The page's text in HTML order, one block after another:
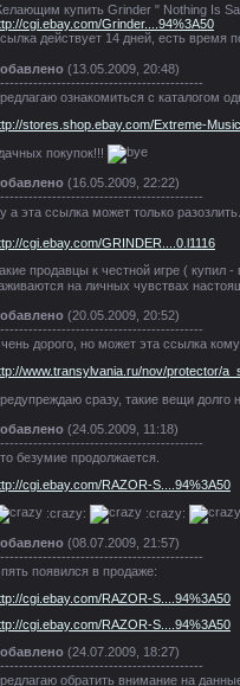
купить Grinder " Nothing Is
cgi.ebay.com/Grinder....94%3A50
действует 14 дней, есть время
(13.05.2009, 20:48)
ознакомиться с каталогом
stores.shop.ebay.com/Extreme-
покупок!!!
(16.05.2009, 22:22)
а эта ссылка может только
cgi.ebay.com/GRINDER....0.l1116
продавцы к честной игре ( купил
на личных чувствах
(20.05.2009, 20:52)
дорого, но может эта ссылка
www.transylvania.ru/nov/protector/
сразу, такие вещи долго
(24.05.2009, 11:18)
безумие продолжается.
cgi.ebay.com/RAZOR-S....94%3A50
:crazy:
:crazy:
(08.07.2009, 21:57)
появился в продаже:
cgi.ebay.com/RAZOR-S....94%3A50
cgi.ebay.com/RAZOR-S....94%3A50
(24.07.2009, 18:27)
обратить внимание на